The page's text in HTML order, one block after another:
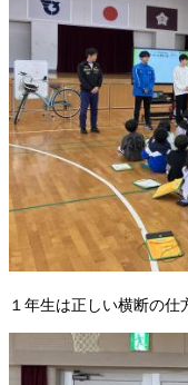
１年生は正しい横断の仕